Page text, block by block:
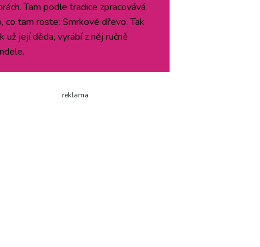
Tam podle tradice zpracovává
co tam roste: Smrkové dřevo. Tak
už její děda, vyrábí z něj ručně
reklama